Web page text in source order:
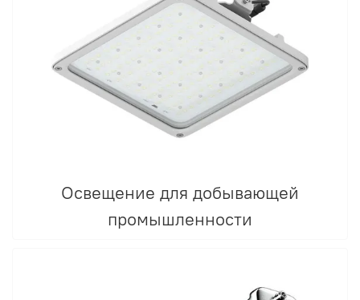
Освещение для добывающей
промышленности